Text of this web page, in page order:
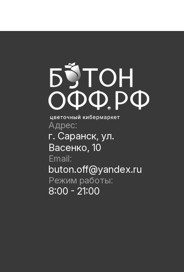
Адрес:
г. Саранск, ул.
Васенко, 10
Email:
buton.off@yandex.ru
Режим работы:
8:00 - 21:00